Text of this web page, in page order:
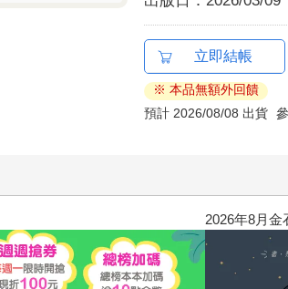
立即結帳
※ 本品無額外回饋
預計 2026/08/08 出貨
2026年8月金